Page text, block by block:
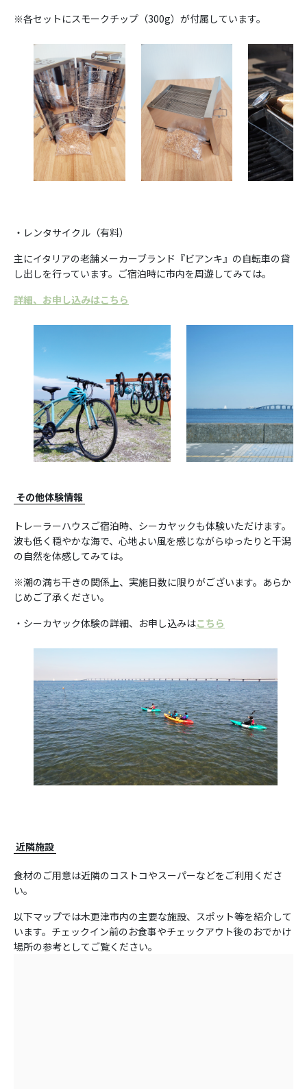
※各セットにスモークチップ（300g）が付属しています。
・レンタサイクル（有料）
主にイタリアの老舗メーカーブランド『ビアンキ』の自転車の貸
し出しを行っています。ご宿泊時に市内を周遊してみては。
詳細、お申し込みはこちら
その他体験情報
トレーラーハウスご宿泊時、シーカヤックも体験いただけます。
波も低く穏やかな海で、心地よい風を感じながらゆったりと干潟
の自然を体感してみては。
※潮の満ち干きの関係上、実施日数に限りがございます。あらか
じめご了承ください。
・シーカヤック体験の詳細、お申し込みはこちら
近隣施設
食材のご用意は近隣のコストコやスーパーなどをご利用くださ
い。
以下マップでは木更津市内の主要な施設、スポット等を紹介して
います。チェックイン前のお食事やチェックアウト後のおでかけ
場所の参考としてご覧ください。